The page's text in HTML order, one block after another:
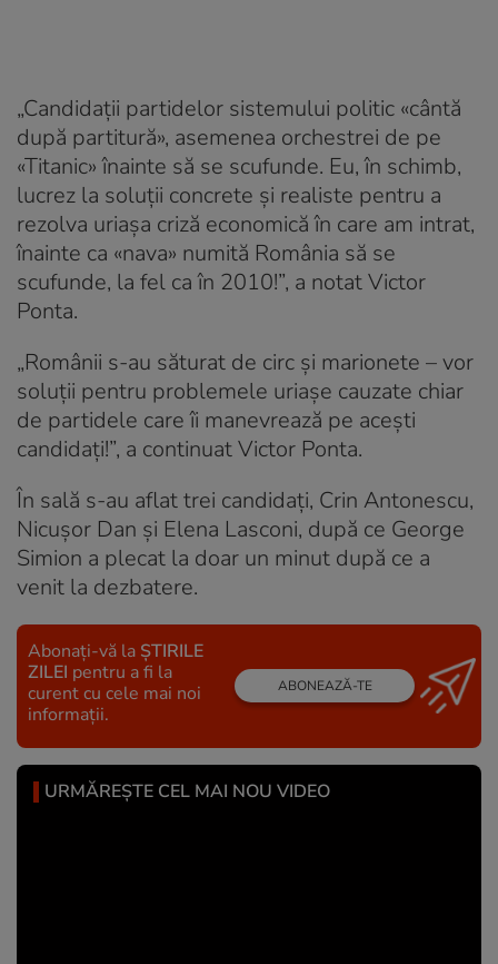
„Candidații partidelor sistemului politic «cântă
după partitură», asemenea orchestrei de pe
«Titanic» înainte să se scufunde. Eu, în schimb,
lucrez la soluții concrete și realiste pentru a
rezolva uriașa criză economică în care am intrat,
înainte ca «nava» numită România să se
scufunde, la fel ca în 2010!”, a notat Victor
Ponta.
„Românii s-au săturat de circ și marionete – vor
soluții pentru problemele uriașe cauzate chiar
de partidele care îi manevrează pe acești
candidați!”, a continuat Victor Ponta.
În sală s-au aflat trei candidați, Crin Antonescu,
Nicușor Dan și Elena Lasconi, după ce George
Simion a plecat la doar un minut după ce a
venit la dezbatere.
Abonați-vă la ȘTIRILE
ZILEI pentru a fi la
curent cu cele mai noi
informații.
ABONEAZĂ-TE
URMĂREȘTE CEL MAI NOU VIDEO